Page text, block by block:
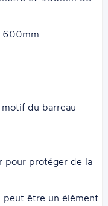
600mm.
du barreau
pour protéger de la
peut être un élément